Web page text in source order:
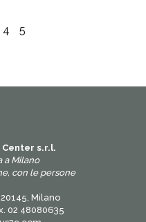
4 5
Center s.r.l.
a Milano
con le persone
Milano
02 48080635